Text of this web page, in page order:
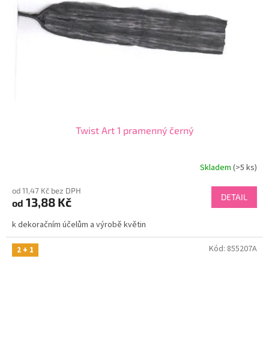
Twist Art 1 pramenný černý
Skladem (>5 ks)
od 11,47 Kč bez DPH
od 13,88 Kč DETAIL
k dekoračním účelům a výrobě květin
2 + 1 Kód: 855207A